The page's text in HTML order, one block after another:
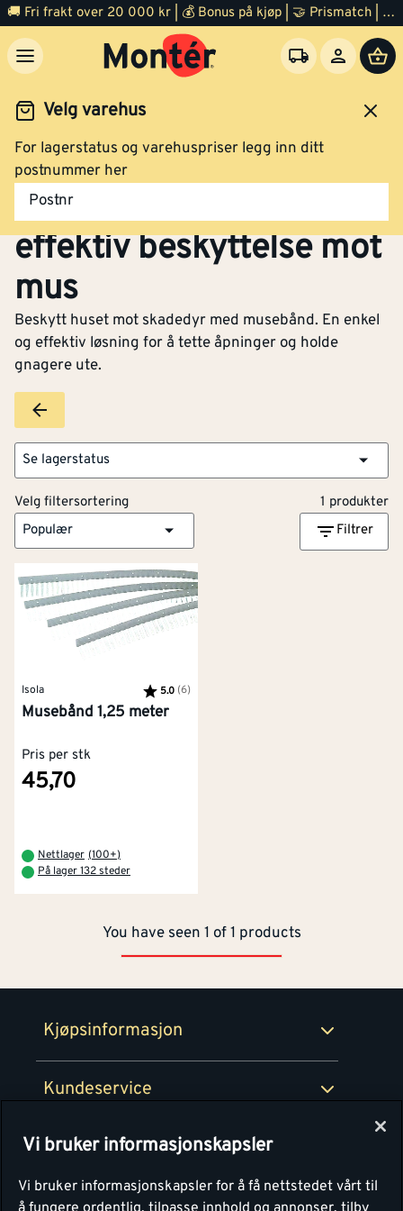
🚚 Fri frakt over 20 000 kr | 💰 Bonus på kjøp | 🤝 Prismatch | ⭐ 100% fornøyd garanti | 🏪 140 byggevarehus
Velg varehus
For lagerstatus og varehuspriser legg inn ditt
postnummer her
Postnr
Byggevarer Vindsperre
Musebånd – Tetting for
effektiv beskyttelse mot
mus
Beskytt huset mot skadedyr med musebånd. En enkel
og effektiv løsning for å tette åpninger og holde
gnagere ute.
Se lagerstatus
Velg filtersortering
1 produkter
Populær
Filtrer
Isola Karakter:
5.0 (6)
Musebånd 1,25 meter
Pris per stk
45,70
Nettlager (100+)
På lager 132 steder
You have seen 1 of 1 products
Kjøpsinformasjon
Netthandel
Retur- og angrerettsskjema
Kundeservice
Kontakt oss
Tjenester
Montér
Byggevarehus og åpningstider
100% fornøydgaranti
Personvern
Vi bruker informasjonskapsler
Vi bruker informasjonskapsler for å få nettstedet vårt til